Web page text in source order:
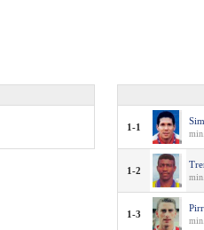
1-1
1-2
1-3